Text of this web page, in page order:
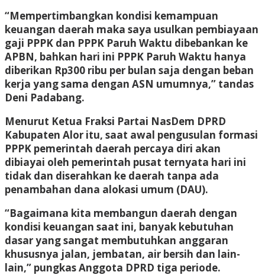
“Mempertimbangkan kondisi kemampuan
keuangan daerah maka saya usulkan pembiayaan
gaji PPPK dan PPPK Paruh Waktu dibebankan ke
APBN, bahkan hari ini PPPK Paruh Waktu hanya
diberikan Rp300 ribu per bulan saja dengan beban
kerja yang sama dengan ASN umumnya,” tandas
Deni Padabang.
Menurut Ketua Fraksi Partai NasDem DPRD
Kabupaten Alor itu, saat awal pengusulan formasi
PPPK pemerintah daerah percaya diri akan
dibiayai oleh pemerintah pusat ternyata hari ini
tidak dan diserahkan ke daerah tanpa ada
penambahan dana alokasi umum (DAU).
“Bagaimana kita membangun daerah dengan
kondisi keuangan saat ini, banyak kebutuhan
dasar yang sangat membutuhkan anggaran
khususnya jalan, jembatan, air bersih dan lain-
lain,” pungkas Anggota DPRD tiga periode.